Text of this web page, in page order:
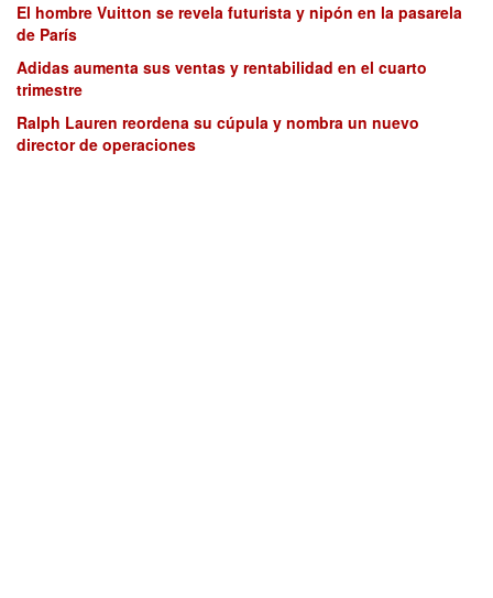
El hombre Vuitton se revela futurista y nipón en la pasarela
de París
Adidas aumenta sus ventas y rentabilidad en el cuarto
trimestre
Ralph Lauren reordena su cúpula y nombra un nuevo
director de operaciones